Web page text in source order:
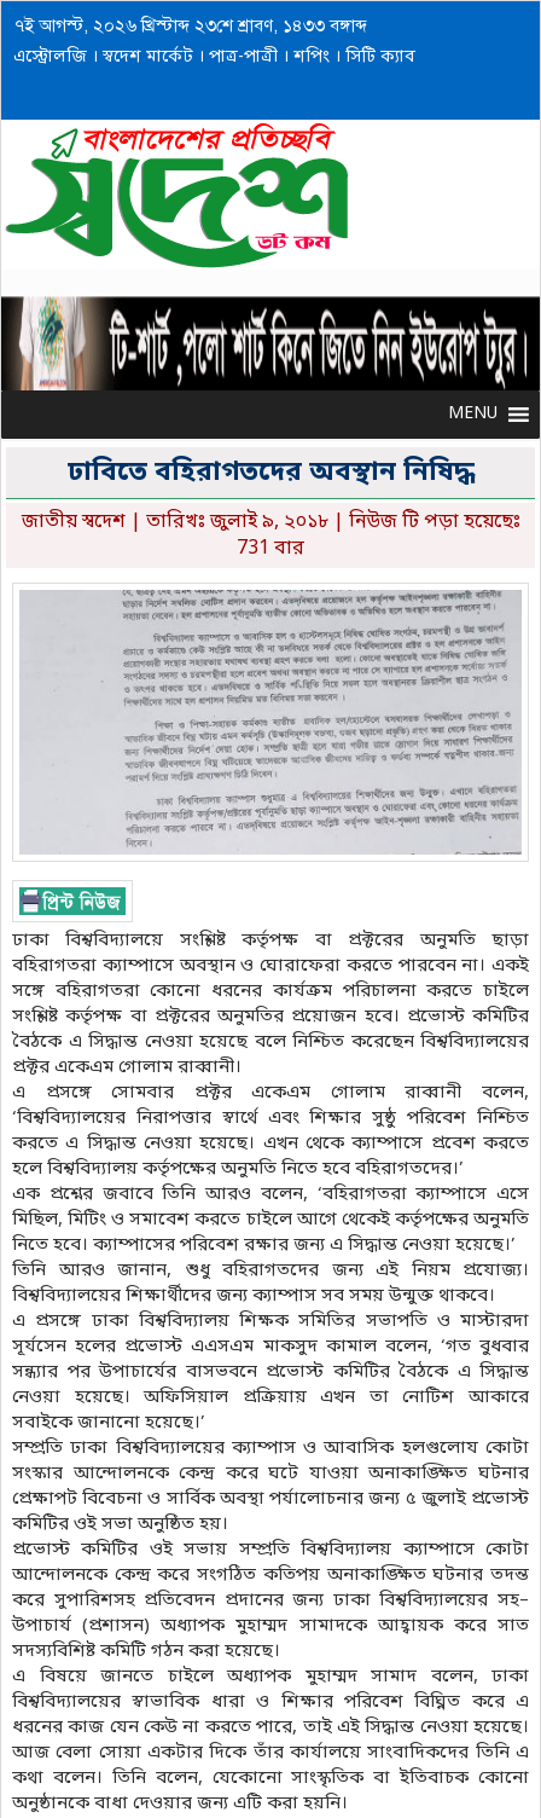
৭ই আগস্ট, ২০২৬ খ্রিস্টাব্দ ২৩শে শ্রাবণ, ১৪৩৩ বঙ্গাব্দ
এস্ট্রোলজি । স্বদেশ মার্কেট । পাত্র-পাত্রী । শপিং । সিটি ক্যাব
MENU
MENU
ঢাবিতে বহিরাগতদের অবস্থান নিষিদ্ধ
জাতীয় স্বদেশ| তারিখঃ জুলাই ৯, ২০১৮ | নিউজ টি পড়া হয়েছেঃ
731 বার
ঢাকা বিশ্ববিদ্যালয়ে সংশ্লিষ্ট কর্তৃপক্ষ বা প্রক্টরের অনুমতি ছাড়া
বহিরাগতরা ক্যাম্পাসে অবস্থান ও ঘোরাফেরা করতে পারবেন না। একই
সঙ্গে বহিরাগতরা কোনো ধরনের কার্যক্রম পরিচালনা করতে চাইলে
সংশ্লিষ্ট কর্তৃপক্ষ বা প্রক্টরের অনুমতির প্রয়োজন হবে। প্রভোস্ট কমিটির
বৈঠকে এ সিদ্ধান্ত নেওয়া হয়েছে বলে নিশ্চিত করেছেন বিশ্ববিদ্যালয়ের
প্রক্টর একেএম গোলাম রাব্বানী।
এ প্রসঙ্গে সোমবার প্রক্টর একেএম গোলাম রাব্বানী বলেন,
‘বিশ্ববিদ্যালয়ের নিরাপত্তার স্বার্থে এবং শিক্ষার সুষ্ঠু পরিবেশ নিশ্চিত
করতে এ সিদ্ধান্ত নেওয়া হয়েছে। এখন থেকে ক্যাম্পাসে প্রবেশ করতে
হলে বিশ্ববিদ্যালয় কর্তৃপক্ষের অনুমতি নিতে হবে বহিরাগতদের।’
এক প্রশ্নের জবাবে তিনি আরও বলেন, ‘বহিরাগতরা ক্যাম্পাসে এসে
মিছিল, মিটিং ও সমাবেশ করতে চাইলে আগে থেকেই কর্তৃপক্ষের অনুমতি
নিতে হবে। ক্যাম্পাসের পরিবেশ রক্ষার জন্য এ সিদ্ধান্ত নেওয়া হয়েছে।’
তিনি আরও জানান, শুধু বহিরাগতদের জন্য এই নিয়ম প্রযোজ্য।
বিশ্ববিদ্যালয়ের শিক্ষার্থীদের জন্য ক্যাম্পাস সব সময় উন্মুক্ত থাকবে।
এ প্রসঙ্গে ঢাকা বিশ্ববিদ্যালয় শিক্ষক সমিতির সভাপতি ও মাস্টারদা
সূর্যসেন হলের প্রভোস্ট এএসএম মাকসুদ কামাল বলেন, ‘গত বুধবার
সন্ধ্যার পর উপাচার্যের বাসভবনে প্রভোস্ট কমিটির বৈঠকে এ সিদ্ধান্ত
নেওয়া হয়েছে। অফিসিয়াল প্রক্রিয়ায় এখন তা নোটিশ আকারে
সবাইকে জানানো হয়েছে।’
সম্প্রতি ঢাকা বিশ্ববিদ্যালয়ের ক্যাম্পাস ও আবাসিক হলগুলোয কোটা
সংস্কার আন্দোলনকে কেন্দ্র করে ঘটে যাওয়া অনাকাঙ্ক্ষিত ঘটনার
প্রেক্ষাপট বিবেচনা ও সার্বিক অবস্থা পর্যালোচনার জন্য ৫ জুলাই প্রভোস্ট
কমিটির ওই সভা অনুষ্ঠিত হয়।
প্রভোস্ট কমিটির ওই সভায় সম্প্রতি বিশ্ববিদ্যালয় ক্যাম্পাসে কোটা
আন্দোলনকে কেন্দ্র করে সংগঠিত কতিপয় অনাকাঙ্ক্ষিত ঘটনার তদন্ত
করে সুপারিশসহ প্রতিবেদন প্রদানের জন্য ঢাকা বিশ্ববিদ্যালয়ের সহ–
উপাচার্য (প্রশাসন) অধ্যাপক মুহাম্মদ সামাদকে আহ্বায়ক করে সাত
সদস্যবিশিষ্ট কমিটি গঠন করা হয়েছে।
এ বিষয়ে জানতে চাইলে অধ্যাপক মুহাম্মদ সামাদ বলেন, ঢাকা
বিশ্ববিদ্যালয়ের স্বাভাবিক ধারা ও শিক্ষার পরিবেশ বিঘ্নিত করে এ
ধরনের কাজ যেন কেউ না করতে পারে, তাই এই সিদ্ধান্ত নেওয়া হয়েছে।
আজ বেলা সোয়া একটার দিকে তাঁর কার্যালয়ে সাংবাদিকদের তিনি এ
কথা বলেন। তিনি বলেন, যেকোনো সাংস্কৃতিক বা ইতিবাচক কোনো
অনুষ্ঠানকে বাধা দেওয়ার জন্য এটি করা হয়নি।